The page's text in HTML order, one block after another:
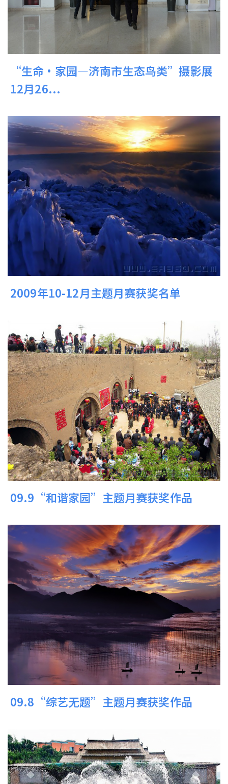
“生命·家园—济南市生态鸟类”摄影展
12月26...
2009年10-12月主题月赛获奖名单
09.9“和谐家园”主题月赛获奖作品
09.8“综艺无题”主题月赛获奖作品